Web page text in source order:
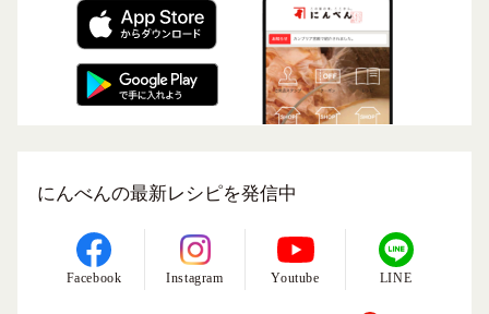
にんべんの最新レシピを発信中
Facebook Instagram Youtube LINE